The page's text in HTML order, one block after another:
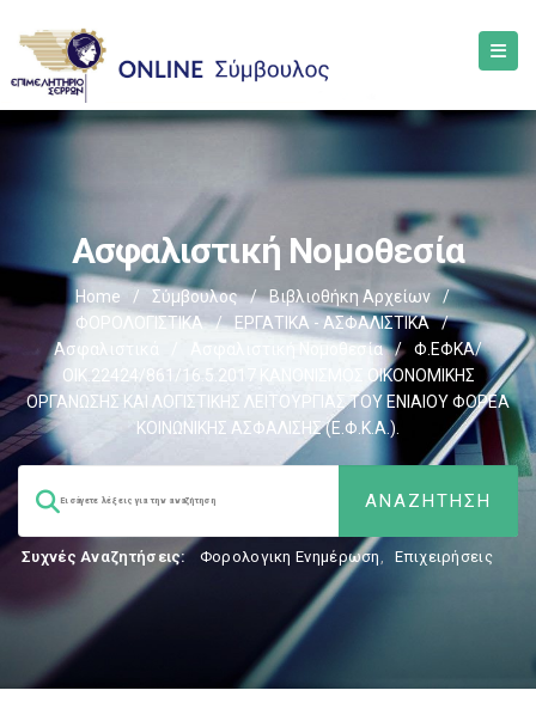
Ασφαλιστική Νομοθεσία
Home / Σύμβουλος / Βιβλιοθήκη Αρχείων
/
ΦΟΡΟΛΟΓΙΣΤΙΚΑ
/ ΕΡΓΑΤΙΚΑ - ΑΣΦΑΛΙΣΤΙΚΑ
/
Ασφαλιστικά
Ασφαλιστική Νομοθεσία /
Φ.ΕΦΚΑ/
ΟΙΚ.22424/861/16.5.2017 ΚΑΝΟΝΙΣΜΟΣ ΟΙΚΟΝΟΜΙΚΗΣ
ΟΡΓΑΝΩΣΗΣ ΚΑΙ ΛΟΓΙΣΤΙΚΗΣ ΛΕΙΤΟΥΡΓΙΑΣ ΤΟΥ ΕΝΙΑΙΟΥ ΦΟΡΕΑ
ΚΟΙΝΩΝΙΚΗΣ ΑΣΦΑΛΙΣΗΣ (Ε.Φ.Κ.Α.).
Συχνές Αναζητήσεις: Φορολογικη Ενημέρωση, Επιχειρήσεις